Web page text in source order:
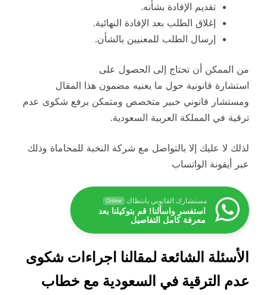
تقديم الإفادة بشأنه.
إغلاق الطلب بعد الإفادة النهائية.
إرسال الطلب للمعنيين بالشأن.
من الممكن أن تحتاج إلى الحصول على
استشارة قانونية حول ما يعنيه مضمون هذا المقال
ومستشار قانوني خبير متخصص ومتمكن برفع شكوى عدم
ترقية في المملكة العربية السعودية.
لذلك لا عليك إلا بالتواصل مع شركة النخبة للمحاماة وذلك
عبر أيقونة الواتساب
مستشارك القانوني بانتظاك Online
استفسر واسألنا! قم بتوكيلنا بعد
معرفة كامل التفاصيل
الأسئلة الشائعة لمقالنا اجراءات شكوى
عدم الترقية في السعودية مع خطاب